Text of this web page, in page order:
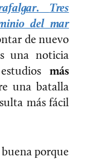
. Tres
del mar
de nuevo
una noticia
más
una batalla
más fácil
porque